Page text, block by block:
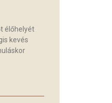
élőhelyét
kevés